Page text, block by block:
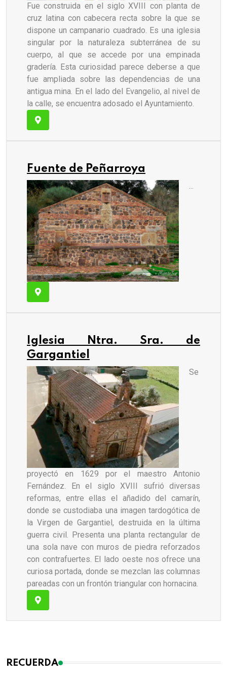
Fue construida en el siglo XVIII con planta de
cruz latina con cabecera recta sobre la que se
dispone un campanario cuadrado. Es una iglesia
singular por la naturaleza subterránea de su
cuerpo, al que se accede por una empinada
gradería. Esta curiosidad parece deberse a que
fue ampliada sobre las dependencias de una
antigua mina. En el lado del Evangelio, al nivel de
la calle, se encuentra adosado el Ayuntamiento.
Fuente de Peñarroya
...
Iglesia Ntra. Sra. de
Gargantiel
Se
proyectó en 1629 por el maestro Antonio
Fernández. En el siglo XVIII sufrió diversas
reformas, entre ellas el añadido del camarín,
donde se custodiaba una imagen tardogótica de
la Virgen de Gargantiel, destruida en la última
guerra civil. Presenta una planta rectangular de
una sola nave con muros de piedra reforzados
con contrafuertes. El lado oeste nos ofrece una
curiosa portada, donde se mezclan las columnas
pareadas con un frontón triangular con hornacina.
RECUERDA